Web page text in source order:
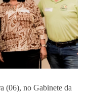
(06), no Gabinete da